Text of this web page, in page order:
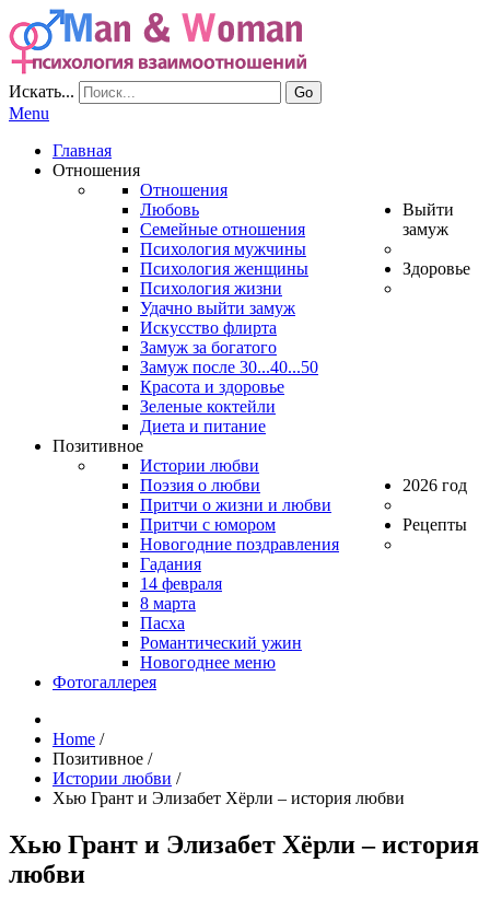
Искать... Go
Menu
Главная
Отношения
Отношения
Любовь
Семейные отношения
Психология мужчины
Психология женщины
Психология жизни
Выйти
замуж
Удачно выйти замуж
Искусство флирта
Замуж за богатого
Замуж после 30...40...50
Здоровье
Красота и здоровье
Зеленые коктейли
Диета и питание
Позитивное
Истории любви
Поэзия о любви
Притчи о жизни и любви
Притчи с юмором
2026 год
Новогодние поздравления
Гадания
14 февраля
8 марта
Рецепты
Пасха
Романтический ужин
Новогоднее меню
Фотогаллерея
Home /
Позитивное /
Истории любви /
Хью Грант и Элизабет Хёрли – история любви
Хью Грант и Элизабет Хёрли – история
любви